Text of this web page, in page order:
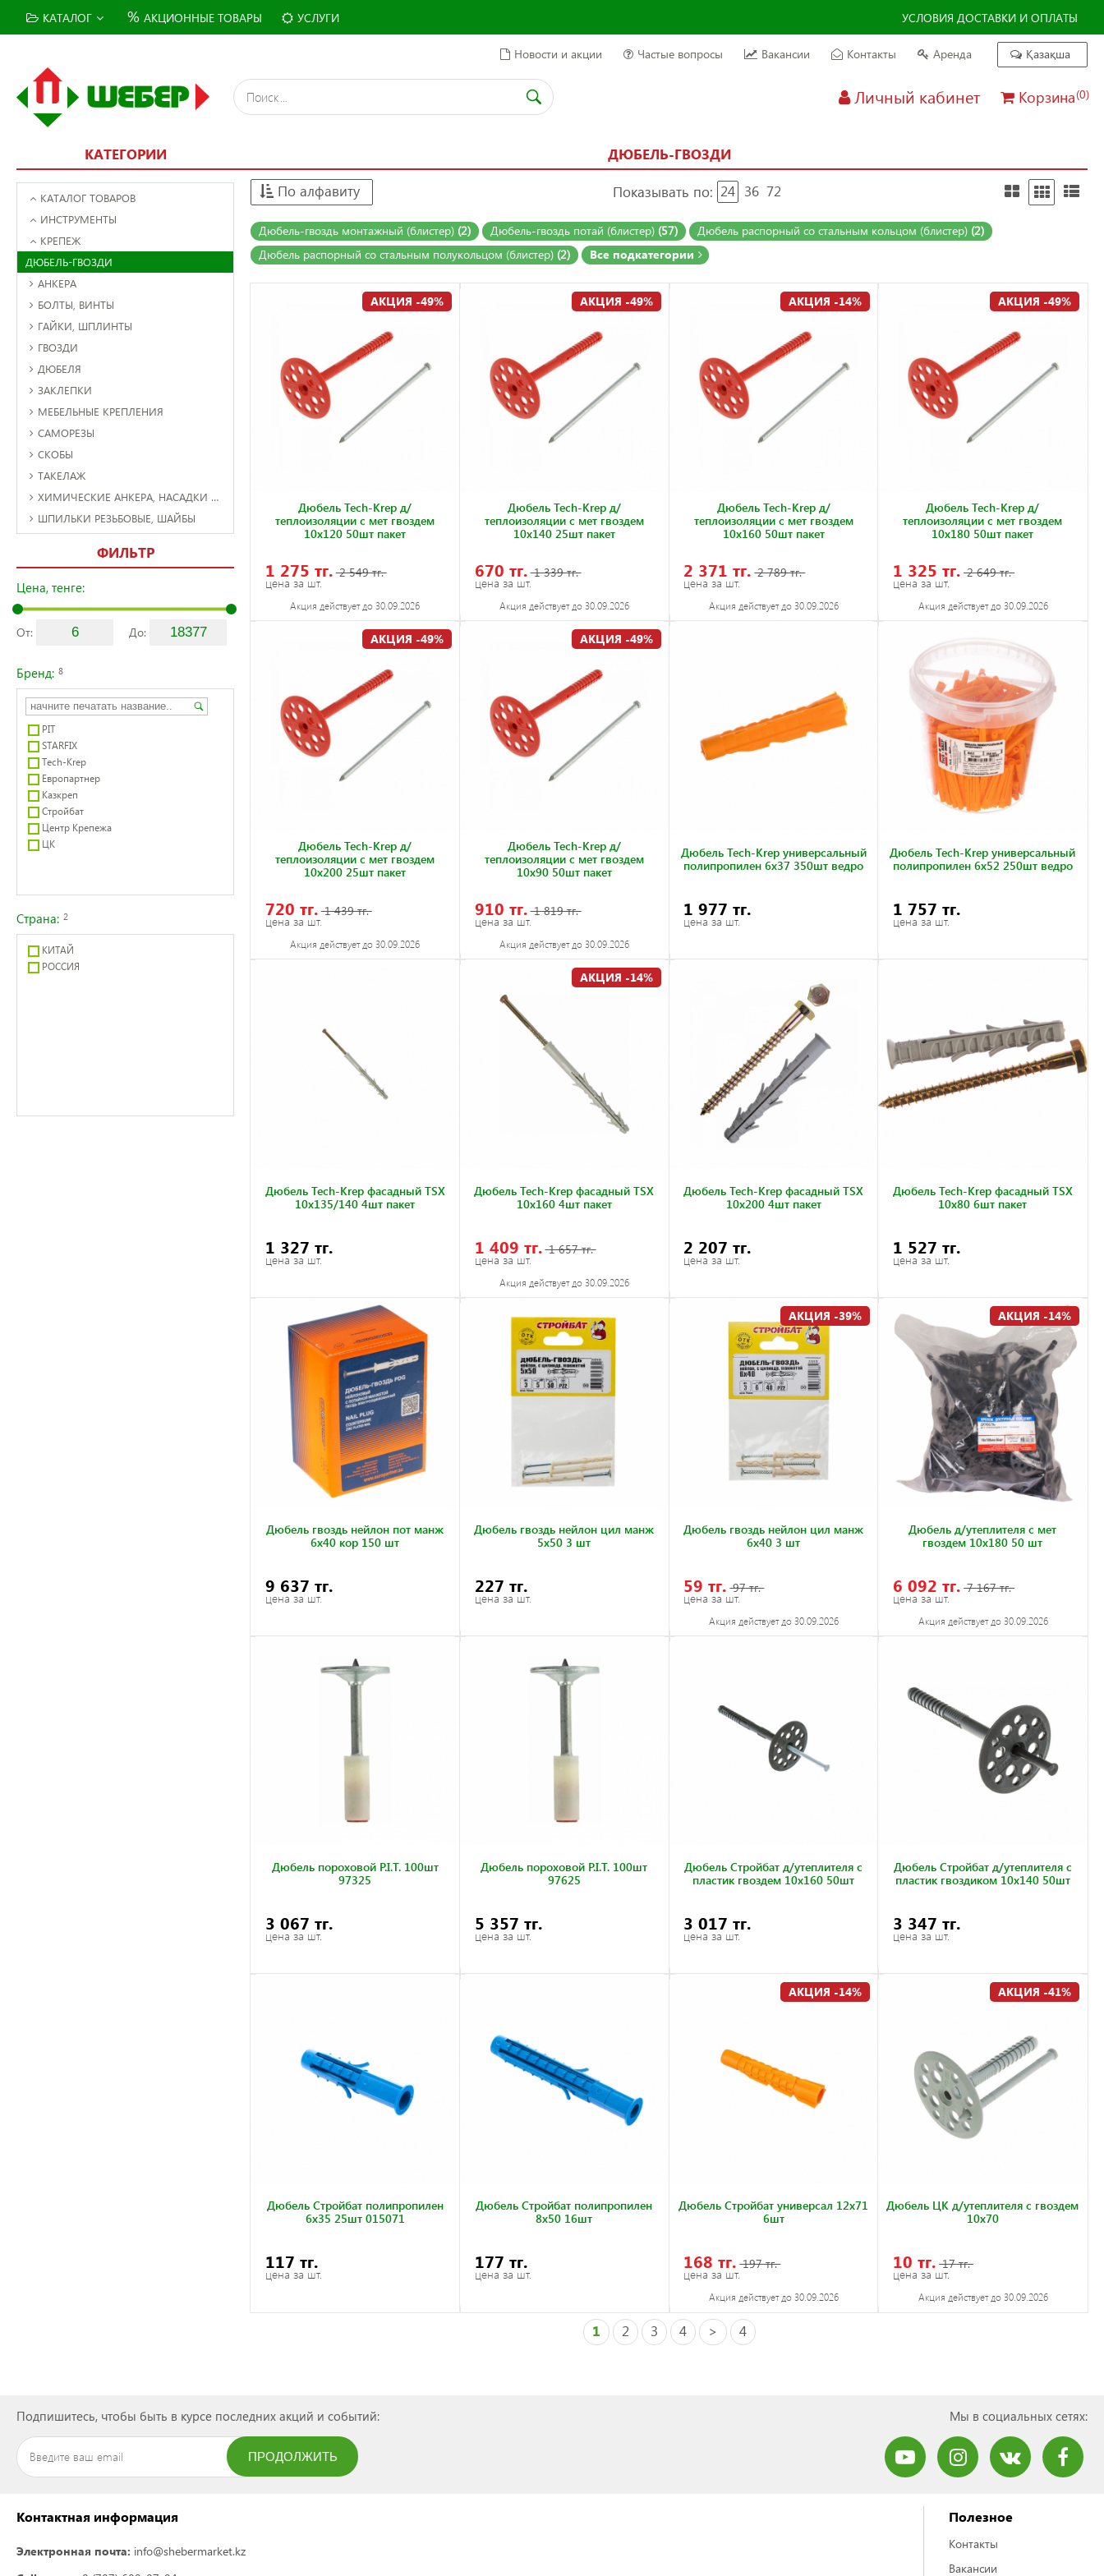
КАТАЛОГ % АКЦИОННЫЕ ТОВАРЫ УСЛУГИ УСЛОВИЯ ДОСТАВКИ И ОПЛАТЫ
Личный кабинет Корзина(0)
Новости и акции Частые вопросы Вакансии Контакты Аренда Қазақша
КАТЕГОРИИ
КАТАЛОГ ТОВАРОВ
ИНСТРУМЕНТЫ
КРЕПЕЖ
ДЮБЕЛЬ-ГВОЗДИ
АНКЕРА
БОЛТЫ, ВИНТЫ
ГАЙКИ, ШПЛИНТЫ
ГВОЗДИ
ДЮБЕЛЯ
ЗАКЛЕПКИ
МЕБЕЛЬНЫЕ КРЕПЛЕНИЯ
САМОРЕЗЫ
СКОБЫ
ТАКЕЛАЖ
ХИМИЧЕСКИЕ АНКЕРА, НАСАДКИ И КЛЕЯ
ШПИЛЬКИ РЕЗЬБОВЫЕ, ШАЙБЫ
ФИЛЬТР
Цена, тенге:
От: До:
8
Бренд:
PIT
STARFIX
Tech-Krep
Европартнер
Казкреп
Стройбат
Центр Крепежа
ЦК
2
Страна:
КИТАЙ
РОССИЯ
ДЮБЕЛЬ-ГВОЗДИ
По алфавиту
Показывать по: 24 36 72
Дюбель-гвоздь монтажный (блистер) (2) Дюбель-гвоздь потай (блистер) (57) Дюбель распорный со стальным кольцом (блистер) (2)
Дюбель распорный со стальным полукольцом (блистер) (2) Все подкатегории
Дюбель Tech-Krep д/
теплоизоляции с мет гвоздем
10х120 50шт пакет
1 275 тг. 2 549 тг.
цена за шт.
Акция действует до 30.09.2026
АКЦИЯ -49%
Дюбель Tech-Krep д/
теплоизоляции с мет гвоздем
10х140 25шт пакет
670 тг. 1 339 тг.
цена за шт.
Акция действует до 30.09.2026
АКЦИЯ -49%
Дюбель Tech-Krep д/
теплоизоляции с мет гвоздем
10х160 50шт пакет
2 371 тг. 2 789 тг.
цена за шт.
Акция действует до 30.09.2026
АКЦИЯ -14%
Дюбель Tech-Krep д/
теплоизоляции с мет гвоздем
10х180 50шт пакет
1 325 тг. 2 649 тг.
цена за шт.
Акция действует до 30.09.2026
АКЦИЯ -49%
Дюбель Tech-Krep д/
теплоизоляции с мет гвоздем
10х200 25шт пакет
720 тг. 1 439 тг.
цена за шт.
Акция действует до 30.09.2026
АКЦИЯ -49%
Дюбель Tech-Krep д/
теплоизоляции с мет гвоздем
10х90 50шт пакет
910 тг. 1 819 тг.
цена за шт.
Акция действует до 30.09.2026
АКЦИЯ -49%
Дюбель Tech-Krep универсальный
полипропилен 6х37 350шт ведро
1 977 тг.
цена за шт.
Дюбель Tech-Krep универсальный
полипропилен 6х52 250шт ведро
1 757 тг.
цена за шт.
Дюбель Tech-Krep фасадный TSX
10х135/140 4шт пакет
1 327 тг.
цена за шт.
Дюбель Tech-Krep фасадный TSX
10х160 4шт пакет
1 409 тг. 1 657 тг.
цена за шт.
Акция действует до 30.09.2026
АКЦИЯ -14%
Дюбель Tech-Krep фасадный TSX
10х200 4шт пакет
2 207 тг.
цена за шт.
Дюбель Tech-Krep фасадный TSX
10х80 6шт пакет
1 527 тг.
цена за шт.
Дюбель гвоздь нейлон пот манж
6х40 кор 150 шт
9 637 тг.
цена за шт.
Дюбель гвоздь нейлон цил манж
5x50 3 шт
227 тг.
цена за шт.
Дюбель гвоздь нейлон цил манж
6x40 3 шт
59 тг. 97 тг.
цена за шт.
Акция действует до 30.09.2026
АКЦИЯ -39%
Дюбель д/утеплителя с мет
гвоздем 10x180 50 шт
6 092 тг. 7 167 тг.
цена за шт.
Акция действует до 30.09.2026
АКЦИЯ -14%
Дюбель пороховой P.I.T. 100шт
97325
3 067 тг.
цена за шт.
Дюбель пороховой P.I.T. 100шт
97625
5 357 тг.
цена за шт.
Дюбель Стройбат д/утеплителя с
пластик гвоздем 10x160 50шт
3 017 тг.
цена за шт.
Дюбель Стройбат д/утеплителя с
пластик гвоздиком 10x140 50шт
3 347 тг.
цена за шт.
Дюбель Стройбат полипропилен
6x35 25шт 015071
117 тг.
цена за шт.
Дюбель Стройбат полипропилен
8x50 16шт
177 тг.
цена за шт.
Дюбель Стройбат универсал 12x71
6шт
168 тг. 197 тг.
цена за шт.
Акция действует до 30.09.2026
АКЦИЯ -14%
Дюбель ЦК д/утеплителя с гвоздем
10x70
10 тг. 17 тг.
цена за шт.
Акция действует до 30.09.2026
АКЦИЯ -41%
1 2 3 4 > 4
Подпишитесь, чтобы быть в курсе последних акций и событий:
ПРОДОЛЖИТЬ
Мы в социальных сетях:
Контактная информация
Электронная почта: info@shebermarket.kz
Полезное
Контакты
Вакансии